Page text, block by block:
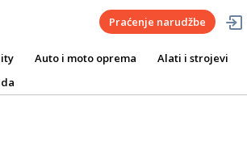
Praćenje narudžbe
Auto i moto oprema Alati i strojevi